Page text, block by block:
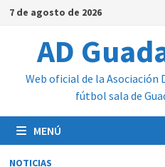
Saltar
contenido
7 de agosto de 2026
AD
Web oficial de la Asociación
fútbol sala de
MENÚ
NOTICIAS